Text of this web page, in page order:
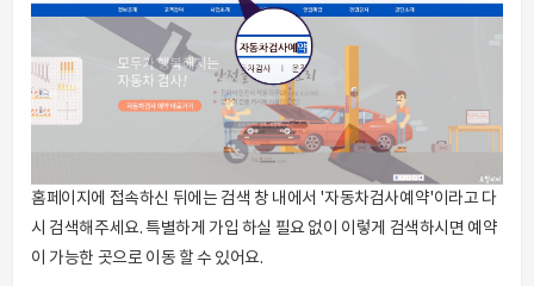
홈페이지에 접속하신 뒤에는 검색 창 내에서 '자동차검사예약'이라고 다
시 검색해주세요. 특별하게 가입 하실 필요 없이 이렇게 검색하시면 예약
이 가능한 곳으로 이동 할 수 있어요.